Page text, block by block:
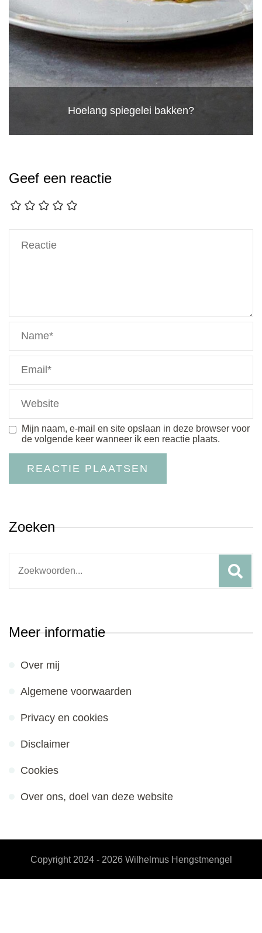
Hoelang spiegelei bakken?
Geef een reactie
Mijn naam, e-mail en site opslaan in deze browser voor
de volgende keer wanneer ik een reactie plaats.
Zoeken
Meer informatie
Over mij
Algemene voorwaarden
Privacy en cookies
Disclaimer
Cookies
Over ons, doel van deze website
Copyright 2024 - 2026 Wilhelmus Hengstmengel